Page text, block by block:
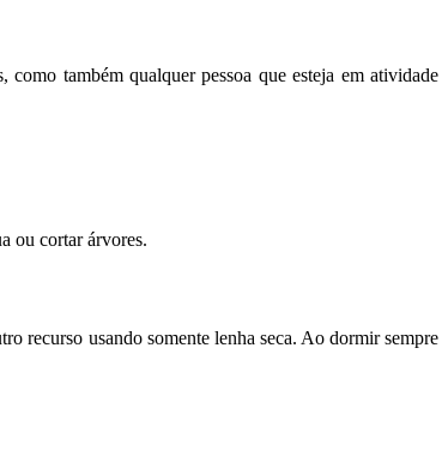
como também qualquer pessoa que esteja em atividade
ou cortar árvores.
recurso usando somente lenha seca. Ao dormir sempre